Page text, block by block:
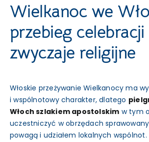
Wielkanoc we
przebieg celebracji
zwyczaje religijne
Włoskie przeżywanie Wielkanocy ma
i wspólnotowy charakter, dlatego
Włoch szlakiem apostolskim w tym
uczestniczyć w obrzędach
powagą i udziałem lokalnych wspólnot.